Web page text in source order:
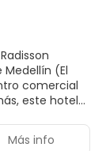
(El
comercial
Más info